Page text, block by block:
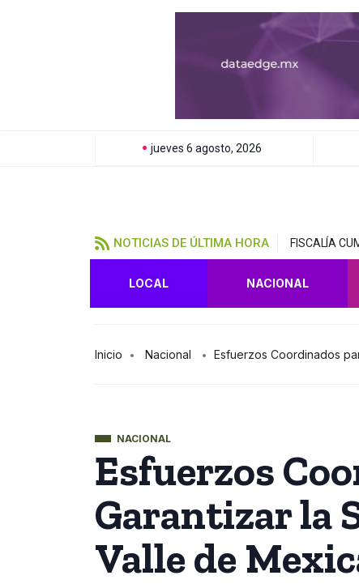
jueves 6 agosto, 2026
NOTICIAS DE ÚLTIMA HORA FISCALÍA
LOCAL NACIONAL
Inicio Nacional Esfuerzos Coordinados
NACIONAL
Esfuerzos
Garantizar la
Valle de